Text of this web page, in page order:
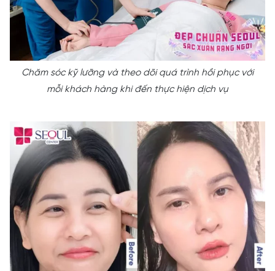
Chăm sóc kỹ lưỡng và theo dõi quá trình hồi phục với
mỗi khách hàng khi đến thực hiện dịch vụ